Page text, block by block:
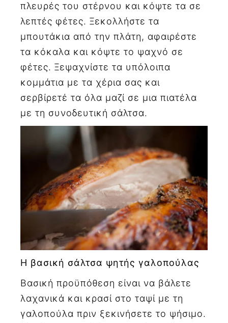
πλευρές του στέρνου και κόψτε τα σε
λεπτές φέτες. Ξεκολλήστε τα
μπουτάκια από την πλάτη, αφαιρέστε
τα κόκαλα και κόψτε το ψαχνό σε
φέτες. Ξεψαχνίστε τα υπόλοιπα
κομμάτια με τα χέρια σας και
σερβίρετέ τα όλα μαζί σε μια πιατέλα
με τη συνοδευτική σάλτσα.
Η βασική σάλτσα ψητής γαλοπούλας
Βασική προϋπόθεση είναι να βάλετε
λαχανικά και κρασί στο ταψί με τη
γαλοπούλα πριν ξεκινήσετε το ψήσιμο.